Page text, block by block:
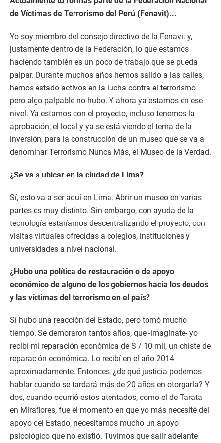
de Víctimas de Terrorismo del Perú (Fenavit)...
Yo soy miembro del consejo directivo de la Fenavit y,
justamente dentro de la Federación, lo que estamos
haciendo también es un poco de trabajo que se pueda
palpar. Durante muchos años hemos salido a las calles,
hemos estado activos en la lucha contra el terrorismo
pero algo palpable no hubo. Y ahora ya estamos en ese
nivel. Ya estamos con el proyecto, incluso tenemos la
aprobación, el local y ya se está viendo el tema de la
inversión, para la construcción de un museo que se va a
denominar Terrorismo Nunca Más, el Museo de la Verdad.
¿Se va a ubicar en la ciudad de Lima?
Sí, esto va a ser aquí en Lima. Abrir un museo en varias
partes es muy distinto. Sin embargo, con ayuda de la
tecnología estaríamos descentralizando el proyecto, con
visitas virtuales ofrecidas a colegios, instituciones y
universidades a nivel nacional.
¿Hubo una política de restauración o de apoyo
económico de alguno de los gobiernos hacia los deudos
y las víctimas del terrorismo en el país?
Sí hubo una reacción del Estado, pero tomó mucho
tiempo. Se demoraron tantos años, que -imagínate- yo
recibí mi reparación económica de S / 10 mil, un chiste de
reparación económica. Lo recibí en el año 2014
aproximadamente. Entonces, ¿de qué justicia podemos
hablar cuando se tardará más de 20 años en otorgarla? Y
dos, cuando ocurrió estos atentados, como el de Tarata
en Miraflores, fue el momento en que yo más necesité del
apoyo del Estado, necesitamos mucho un apoyo
psicológico que no existió. Tuvimos que salir adelante